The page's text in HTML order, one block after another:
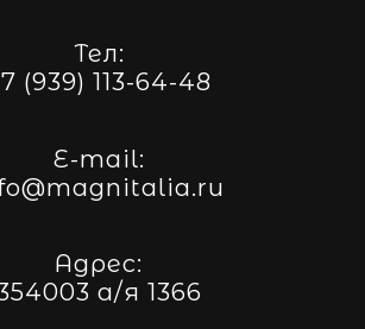
Тел:
(939) 113-64-48
E-mail:
Адрес:
а/я 1366